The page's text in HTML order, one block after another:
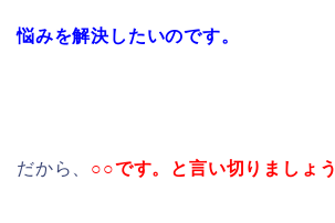
悩みを解決したいのです。
だから、 ○○です。と言い切りましょう